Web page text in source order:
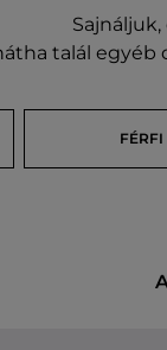
talál egyéb
FÉRFI